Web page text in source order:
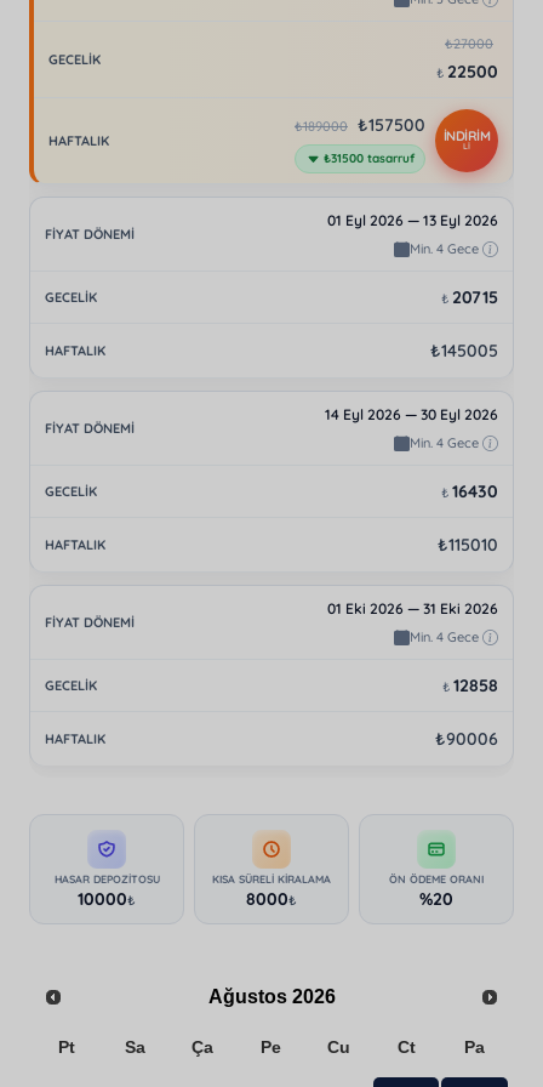
₺27000
₺ 22500
₺189000 ₺157500
₺31500 tasarruf
İNDİRİM
Lİ
01 Eyl 2026 — 13 Eyl 2026
Min. 4 Gece
₺ 20715
₺145005
14 Eyl 2026 — 30 Eyl 2026
Min. 4 Gece
₺ 16430
₺115010
01 Eki 2026 — 31 Eki 2026
Min. 4 Gece
₺ 12858
₺90006
HASAR DEPOZITOSU
10000₺
KISA SÜRELI KIRALAMA
8000₺
ÖN ÖDEME ORANI
%20
Ağustos 2026
Pt Sa Ça Pe Cu Ct Pa